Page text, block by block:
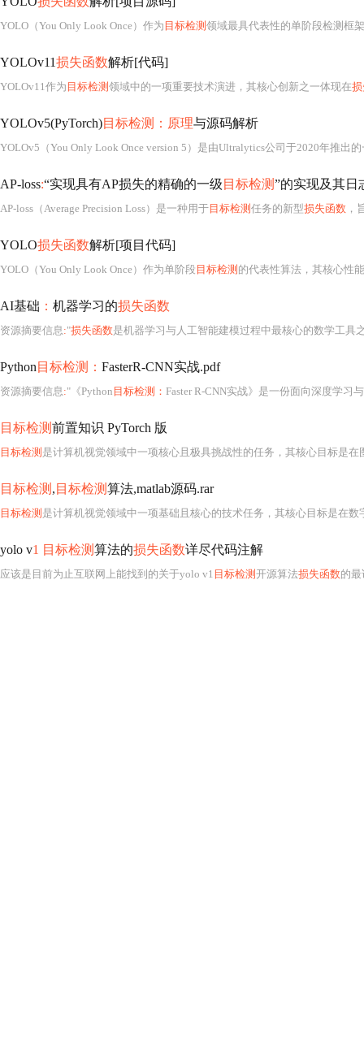
YOLO（You Only Look Once）作为 目标检测 领域最具代表性的单阶段检测框
YOLOv11损失函数解析[代码]
YOLOv11作为 目标检测 领域中的一项重要技术演进，其核心创新之一体现在
YOLOv5(PyTorch)目标检测：原理与源码解析
AP-loss:“实现具有AP损失的精确的一级 目标检测”的实现及其日
AP-loss（Average Precision Loss）是一种用于目标检测 任务的新型损失函数 ，旨
YOLO损失函数解析[项目代码]
YOLO（You Only Look Once）作为单阶段 目标检测 的代表性算法，其核心性能
AI基础 ： 机器学习的损失函数
资源摘要信息:"损失函数是机器学习与人工智能建模过程中最核心的数学工具之一，它本质上是一个可微（或至少
Python 目标检测： FasterR-CNN实战.pdf
资源摘要信息:"《Python 目标检测： Faster R-CNN实战》是一份面向深度学习与计算机视觉领域初学者及进阶开发
目标检测前置知识 PyTorch 版
目标检测 是计算机视觉领域中一项核心且极具挑战性的任务，其核心目标是在图像或视频帧中准确定位（定
目标检测 , 目标检测算法,matlab源码.rar
目标检测 是计算机视觉领域中一项基础且核心的技术任务，其核心目标是在数字图像或视频帧中精确定位（定位即给出边界框坐标）并识别（分类即判断所属类别）一个或多个感兴趣的目标对象。它广泛应用于智
yolo v1 目标检测算法的损失函数详尽代码注解
应该是目前为止互联网上能找到的关于yolo v1 目标检测 开源算法损失函数的最